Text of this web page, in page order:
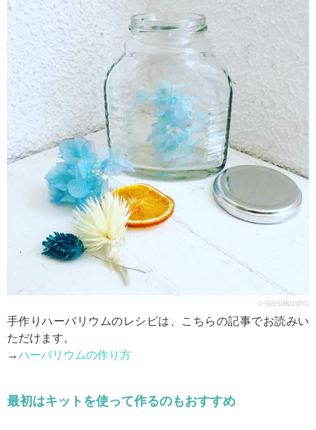
c-seisakusho
手作りハーバリウムのレシピは、こちらの記事でお読みい
ただけます。
→ハーバリウムの作り方
最初はキットを使って作るのもおすすめ